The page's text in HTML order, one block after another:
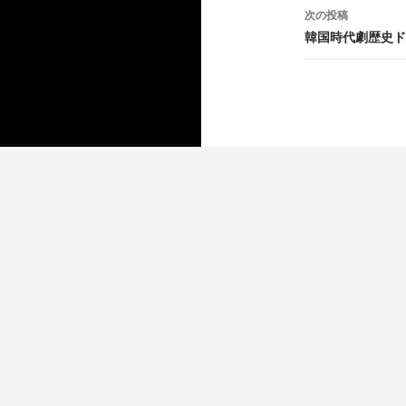
ナ
ビ
ゲ
次の投稿
韓国時代劇歴史